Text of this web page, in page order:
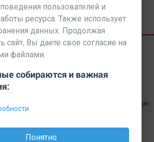
Реклама
может содержать контент,
18+
не совпадать с мнением отдельных авторов.При
сайта ссылка обязательна.
пользователей и
ресурса. Также использует
данных. Продолжая
сайт, Вы даете свое согласие на
файлами.
собираются и важная
Понятно